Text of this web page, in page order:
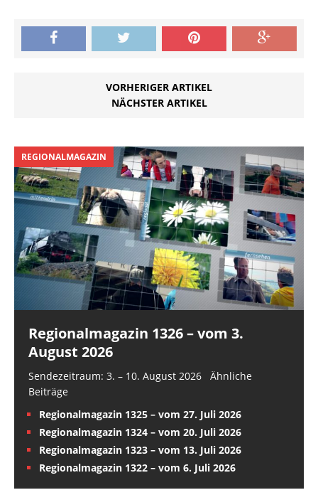
VORHERIGER ARTIKEL
NÄCHSTER ARTIKEL
REGIONALMAGAZIN
Regionalmagazin 1326 – vom 3.
August 2026
Sendezeitraum: 3. – 10. August 2026 Ähnliche
Beiträge
Regionalmagazin 1325 – vom 27. Juli 2026
Regionalmagazin 1324 – vom 20. Juli 2026
Regionalmagazin 1323 – vom 13. Juli 2026
Regionalmagazin 1322 – vom 6. Juli 2026